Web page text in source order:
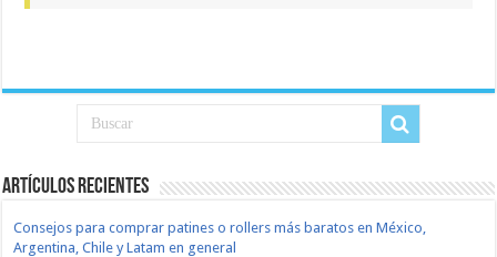
Artículos recientes
Consejos para comprar patines o rollers más baratos en México,
Argentina, Chile y Latam en general